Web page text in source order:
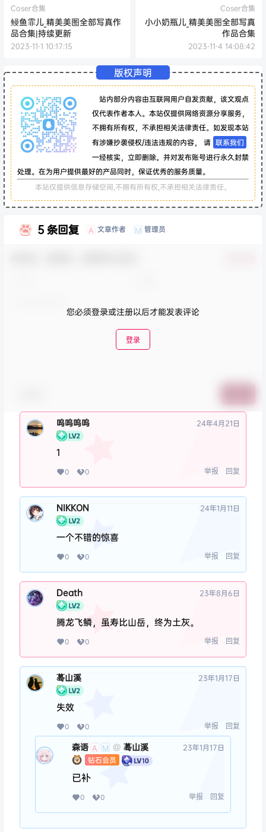
Coser合集
鳗鱼霏儿_精美美图全部写真作
品合集|持续更新
2023-11-1 10:17:15
Coser合集
小小奶瓶儿_精美美图全部写真
作品合集
2023-11-4 14:08:42
版权声明
站内部分内容由互联网用户自发贡献，该文观点
仅代表作者本人。本站仅提供网络资源分享服务，
不拥有所有权，不承担相关法律责任。如发现本站
有涉嫌抄袭侵权/违法违规的内容， 请 联系我们
一经核实，立即删除。并对发布账号进行永久封禁
处理。在为用户提供最好的产品同时，保证优秀的服务质量。
本站仅提供信息存储空间,不拥有所有权,不承担相关法律责任。
5 条回复 A 文章作者 M 管理员
您必须登录或注册以后才能发表评论
登录
呜呜呜呜 24年4月21日
1
0 0 举报 回复
NIKKON 24年1月11日
一个不错的惊喜
0 0 举报 回复
Death 23年8月6日
腾龙飞鳞，虽寿比山岳，终为土灰。
0 0 举报 回复
蓦山溪 23年1月17日
失效
0 0 举报 回复
森语 A M @ 蓦山溪
钻石会员
23年1月17日
已补
0 0 举报 回复